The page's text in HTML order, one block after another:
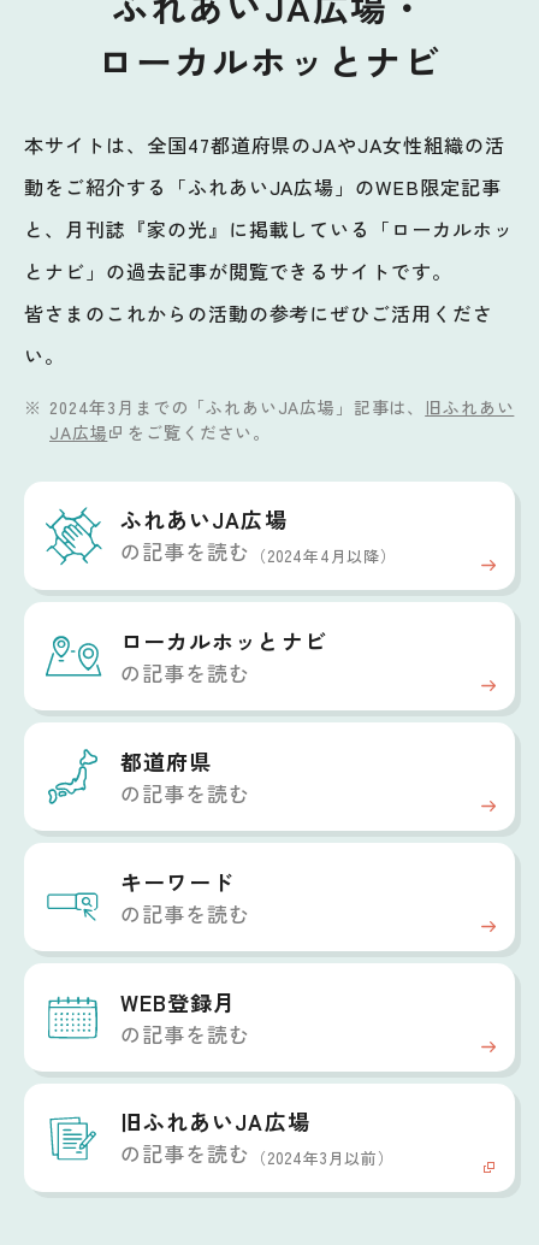
ローカルホッとナビ
本サイトは、全国47都道府県のJAやJA女性組織の活
動をご紹介する「ふれあいJA広場」のWEB限定記事
と、月刊誌『家の光』に掲載している「ローカルホッ
とナビ」の過去記事が閲覧できるサイトです。
皆さまのこれからの活動の参考にぜひご活用くださ
い。
2024年3月までの「ふれあいJA広場」記事は、 旧ふれあい
JA広場
をご覧ください。
ふれあいJA広場
の記事を読む （2024年4月以降）
ローカルホッと ナビ
の記事を読む
都道府県
の記事を読む
キーワード
の記事を読む
WEB登録月
の記事を読む
旧ふれあいJA広場
の記事を読む （2024年3月以前）